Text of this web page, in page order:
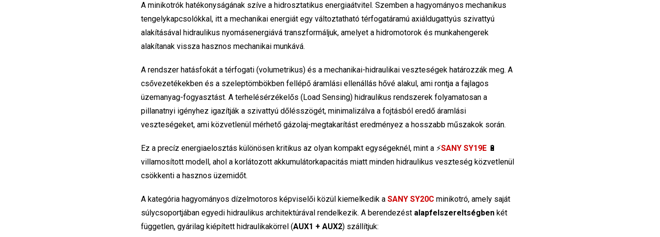
A minikotrók hatékonyságának szíve a hidrosztatikus energiaátvitel. Szemben a hagyományos mechanikus
tengelykapcsolókkal, itt a mechanikai energiát egy változtatható térfogatáramú axiáldugattyús szivattyú
alakításával hidraulikus nyomásenergiává transzformáljuk, amelyet a hidromotorok és munkahengerek
alakítanak vissza hasznos mechanikai munkává.
A rendszer hatásfokát a térfogati (volumetrikus) és a mechanikai-hidraulikai veszteségek határozzák meg. A
csővezetékekben és a szeleptömbökben fellépő áramlási ellenállás hővé alakul, ami rontja a fajlagos
üzemanyag-fogyasztást. A terhelésérzékelős (Load Sensing) hidraulikus rendszerek folyamatosan a
pillanatnyi igényhez igazítják a szivattyú dőlésszögét, minimalizálva a fojtásból eredő áramlási
veszteségeket, ami közvetlenül mérhető gázolaj-megtakarítást eredményez a hosszabb műszakok során.
Ez a precíz energiaelosztás különösen kritikus az olyan kompakt egységeknél, mint a ⚡SANY SY19E 🔋
villamosított modell, ahol a korlátozott akkumulátorkapacitás miatt minden hidraulikus veszteség közvetlenül
csökkenti a hasznos üzemidőt.
A kategória hagyományos dízelmotoros képviselői közül kiemelkedik a SANY SY20C minikotró, amely saját
súlycsoportjában egyedi hidraulikus architektúrával rendelkezik. A berendezést alapfelszereltségben két
független, gyárilag kiépített hidraulikakörrel (AUX1 + AUX2) szállítjuk: